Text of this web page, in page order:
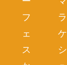
フ
ェ
ス
ラ
ケ
シ